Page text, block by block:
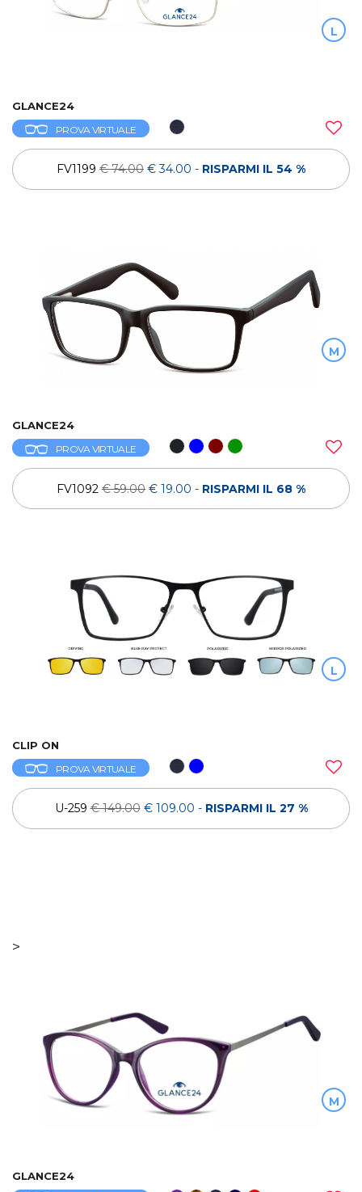
L
GLANCE24
PROVA VIRTUALE
FV1199 € 74.00 € 34.00 - RISPARMI IL 54 %
M
GLANCE24
PROVA VIRTUALE
FV1092 € 59.00 € 19.00 - RISPARMI IL 68 %
L
CLIP ON
PROVA VIRTUALE
U-259€ 149.00 € 109.00 - RISPARMI IL 27 %
>
M
GLANCE24